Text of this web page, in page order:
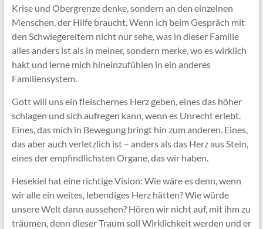
Krise und Obergrenze denke, sondern an den einzelnen
Menschen, der Hilfe braucht. Wenn ich beim Gespräch mit
den Schwiegereltern nicht nur sehe, was in dieser Familie
alles anders ist als in meiner, sondern merke, wo es wirklich
hakt und lerne mich hineinzufühlen in ein anderes
Familiensystem.
Gott will uns ein fleischernes Herz geben, eines das höher
schlagen und sich aufregen kann, wenn es Unrecht erlebt.
Eines, das mich in Bewegung bringt hin zum anderen. Eines,
das aber auch verletzlich ist – anders als das Herz aus Stein,
eines der empfindlichsten Organe, das wir haben.
Hesekiel hat eine richtige Vision: Wie wäre es denn, wenn
wir alle ein weites, lebendiges Herz hätten? Wie würde
unsere Welt dann aussehen? Hören wir nicht auf, mit ihm zu
träumen, denn dieser Traum soll Wirklichkeit werden und er